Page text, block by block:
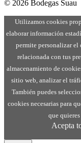
© 2026 Bodegas Suau
Utilizamos cookies
elaborar información
permite personalizar
relacionada con tus
almacenamiento de
sitio web, analizar el
También puedes
cookies necesarias para
que
Acepta